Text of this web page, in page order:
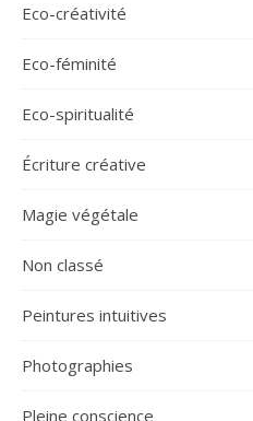
Eco-créativité
Eco-féminité
Eco-spiritualité
Écriture créative
Magie végétale
Non classé
Peintures intuitives
Photographies
Pleine conscience